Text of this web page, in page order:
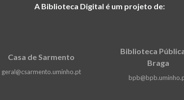
A Biblioteca Digital é um projeto de:
Casa de Sarmento
geral@csarmento.uminho.pt
Biblioteca
Braga